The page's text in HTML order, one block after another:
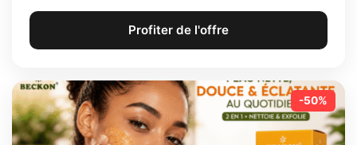
Profiter de l'offre
-50%